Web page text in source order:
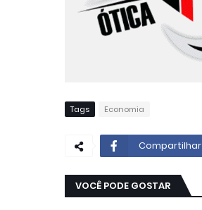
Tags Economia
Compartilhar
VOCÊ PODE GOSTAR